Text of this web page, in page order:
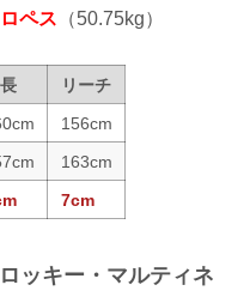
ペス （50.75kg）
リーチ
156cm
163cm
7cm
ッキー・マルティネ